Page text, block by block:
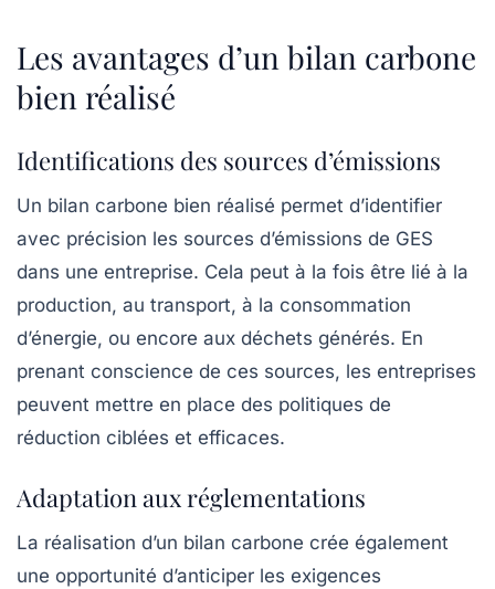
Les avantages d’un bilan carbone
bien réalisé
Identifications des sources d’émissions
Un bilan carbone bien réalisé permet d’identifier
avec précision les sources d’émissions de GES
dans une entreprise. Cela peut à la fois être lié à la
production, au transport, à la consommation
d’énergie, ou encore aux déchets générés. En
prenant conscience de ces sources, les entreprises
peuvent mettre en place des politiques de
réduction ciblées et efficaces.
Adaptation aux réglementations
La réalisation d’un bilan carbone crée également
une opportunité d’anticiper les exigences